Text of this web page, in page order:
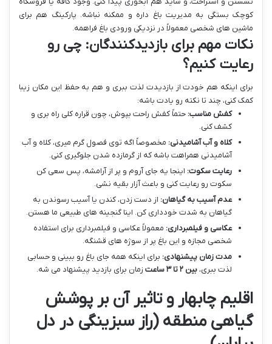
کوچک بستگی به مدیریت باغ داره و ممکنه نباشه. پارکینگ هم برای
ماشین های شخصی معمولاً در نزدیکی ورودی باغ فراهمه.
نکات مهم برای بازدیدکنندگان: چی رو
رعایت کنیم؟
برای اینکه هم خودت از بازدیدت لذت ببری و هم به حفظ این مکان زیبا
کمک کنی، چند تا نکته رو یادت باشه:
کفش مناسب: حتماً کفش راحت بپوش، چون قراره کلی راه بری و
کشف کنی.
کلاه و آب آشامیدنی: مخصوصاً اگه توی فصول گرم میری، کلاه و آب
آشامیدنی همراهت باشه که از گرمازده شدن جلوگیری کنی.
رعایت سکوت: اینجا یه جای آروم و پر از آرامشه، پس سعی کن
سکوت رو رعایت کنی و باعث آزار بقیه نشی.
عدم آسیب به گیاهان: از دست زدن، کندن یا آسیب رسوندن به
گیاهان به شدت خودداری کن. اینا گنجینه های طبیعی ما هستن.
عکاسی و فیلمبرداری: معمولاً عکاسی و فیلمبرداری برای استفاده
شخصی مجازه و این باغ پر از سوژه های قشنگه.
مدت زمان پیشنهادی: برای اینکه همه جای باغ رو ببینی و حسابی
لذت ببری،بین ۲ تا ۳ ساعت زمان برای بازدید پیشنهاد می شه.
اقلیم چابهار و تاثیر آن بر پوشش
گیاهی منطقه (راز سبزینگی در دل